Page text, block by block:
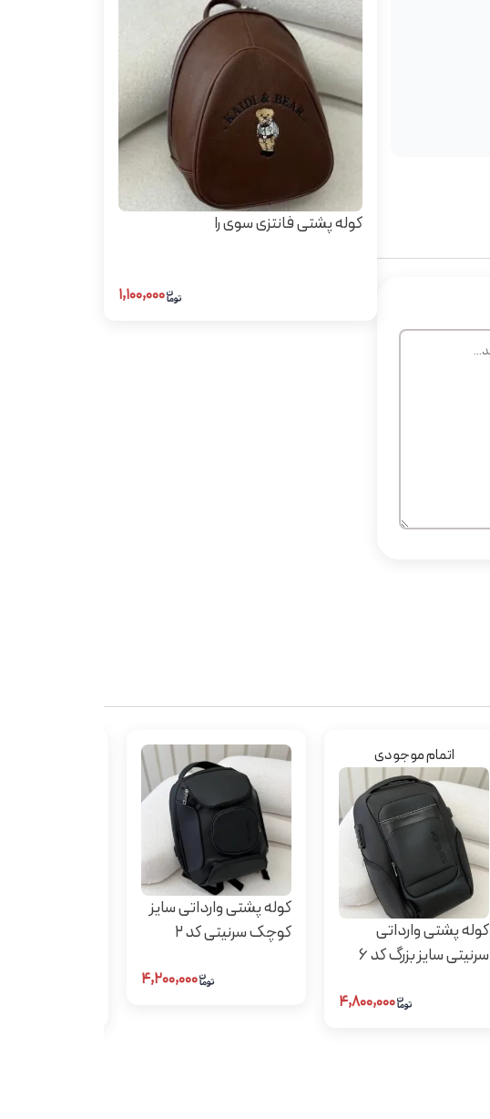
کوله پشتی فانتزی سوی را
اتمام موجودی
کوله پشتی وارداتی
سرنیتی سایز بزرگ کد 6
۴,۸۰۰,۰۰۰
کوله پشتی وارداتی سایز
کوچک سرنیتی کد 2
۴,۲۰۰,۰۰۰